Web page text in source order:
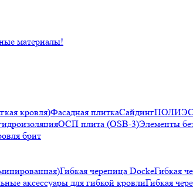
материалы!
кровля)Фасадная плиткаСайдинг
ОСП плита (OSB-3)Элементы
брит
Гибкая черепица DockeГибкая
аксессуары для гибкой кровлиГибкая